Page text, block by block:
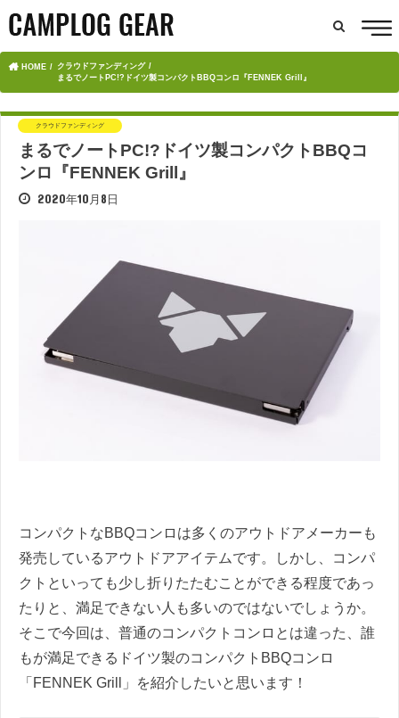
HOME
クラウドファンディング
まるでノートPC!?ドイツ製コンパクトBBQコンロ『FENNEK Grill』
クラウドファンディング
まるでノートPC!?ドイツ製コンパクトBBQコ
ンロ『FENNEK Grill』
2020年10月8日
コンパクトなBBQコンロは多くのアウトドアメーカーも
発売しているアウトドアアイテムです。しかし、コンパ
クトといっても少し折りたたむことができる程度であっ
たりと、満足できない人も多いのではないでしょうか。
そこで今回は、普通のコンパクトコンロとは違った、誰
もが満足できるドイツ製のコンパクトBBQコンロ
「FENNEK Grill」を紹介したいと思います！